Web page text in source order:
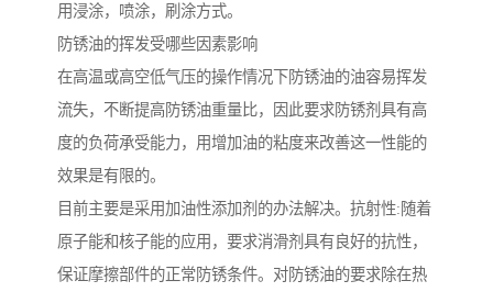
用浸涂，喷涂，刷涂方式。
防锈油的挥发受哪些因素影响
在高温或高空低气压的操作情况下防锈油的油容易挥发
流失，不断提高防锈油重量比，因此要求防锈剂具有高
度的负荷承受能力，用增加油的粘度来改善这一性能的
效果是有限的。
目前主要是采用加油性添加剂的办法解决。抗射性:随着
原子能和核子能的应用，要求消滑剂具有良好的抗性，
保证摩擦部件的正常防锈条件。对防锈油的要求除在热